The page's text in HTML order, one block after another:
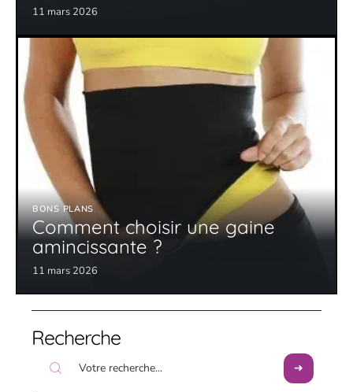
11 mars 2026
BONS PLANS
Comment choisir une gaine
amincissante ?
11 mars 2026
Recherche